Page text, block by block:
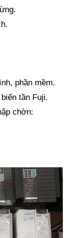
phần mềm.
tần Fuji.
chờn: